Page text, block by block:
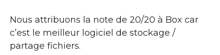
Nous attribuons la note de 20/20 à Box car
c’est le meilleur logiciel de stockage /
partage fichiers.